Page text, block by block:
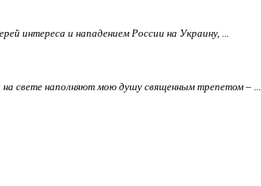
интереса и нападением России на Украину, ...
на свете наполняют мою душу священным трепетом – ...